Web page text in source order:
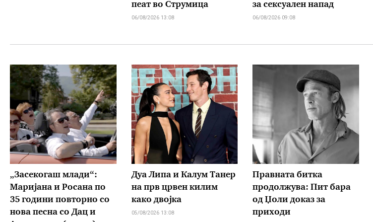
пеат во Струмица
06/08/2026 13:08
за сексуален напад
06/08/2026 09:08
„Засекогаш млади“:
Маријана и Росана по
35 години повторно со
нова песна со Дац и
Дуа Липа и Калум Танер
на прв црвен килим
како двојка
05/08/2026 13:08
Правната битка
продолжува: Пит бара
од Џоли доказ за
приходи